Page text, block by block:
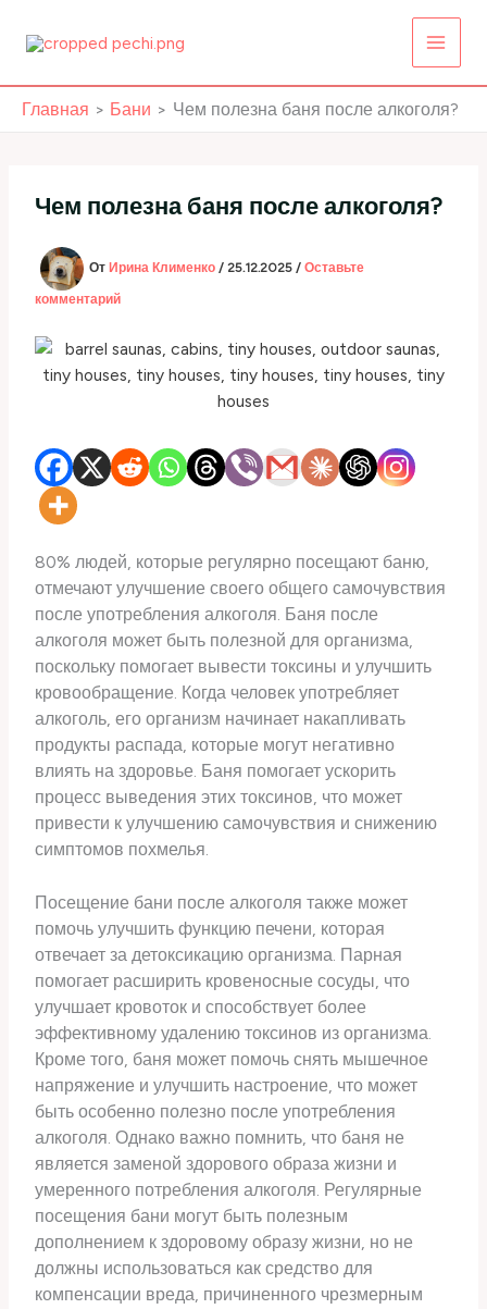
Главная Бани Чем полезна баня после алкоголя?
Чем полезна баня после алкоголя?
От Ирина Клименко/25.12.2025/Оставьте
комментарий
80% людей, которые регулярно посещают баню,
отмечают улучшение своего общего самочувствия
после употребления алкоголя. Баня после
алкоголя может быть полезной для организма,
поскольку помогает вывести токсины и улучшить
кровообращение. Когда человек употребляет
алкоголь, его организм начинает накапливать
продукты распада, которые могут негативно
влиять на здоровье. Баня помогает ускорить
процесс выведения этих токсинов, что может
привести к улучшению самочувствия и снижению
симптомов похмелья.
Посещение бани после алкоголя также может
помочь улучшить функцию печени, которая
отвечает за детоксикацию организма. Парная
помогает расширить кровеносные сосуды, что
улучшает кровоток и способствует более
эффективному удалению токсинов из организма.
Кроме того, баня может помочь снять мышечное
напряжение и улучшить настроение, что может
быть особенно полезно после употребления
алкоголя. Однако важно помнить, что баня не
является заменой здорового образа жизни и
умеренного потребления алкоголя. Регулярные
посещения бани могут быть полезным
дополнением к здоровому образу жизни, но не
должны использоваться как средство для
компенсации вреда, причиненного чрезмерным